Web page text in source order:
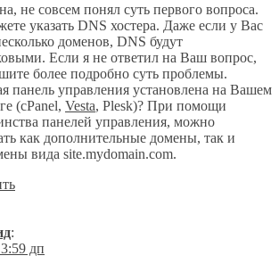
не совсем понял суть первого вопроса.
указать DNS хостера. Даже если у Вас
доменов, DNS будут
Если я не ответил на Ваш вопрос,
более подробно суть проблемы.
панель управления установлена на Вашем
(cPanel, Vesta, Plesk)? При помощи
панелей управления, можно
как дополнительные домены, так и
вида site.mydomain.com.
:
дп